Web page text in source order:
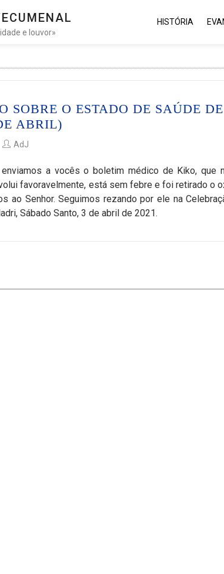
e louvor»
HISTÓRIA
SOBRE O ESTADO DE SAÚDE
ABRIL)
AdJ
enviamos a vocês o boletim médico de Kiko,
favoravelmente, está sem febre e foi retirado o
ao Senhor. Seguimos rezando por ele na
Sábado Santo, 3 de abril de 2021.